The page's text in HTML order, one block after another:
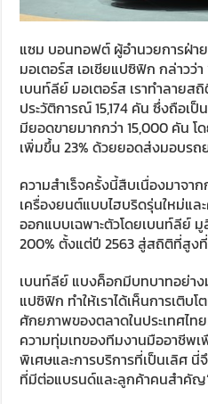
แซม บอนทอฟต์ ผู้อำนวยการฝ่
มอเตอร์ส เอเชียแปซิฟิก กล่าวว่
เบนท์ลีย์ มอเตอร์ส เราทำลาย
ประวัติการณ์ 15,174 คัน ซึ่งถือเ
มียอดขายมากกว่า 15,000 คัน โ
เพิ่มขึ้น 23% ด้วยยอดส่งมอบร
ความสำเร็จครั้งนี้สืบเนื่องมาจา
เครื่องยนต์แบบไฮบริดรุ่นใหม่แล
ออกแบบเฉพาะตัวโดยเบนท์ลีย์
200% ตั้งแต่ปี 2563 สู่สถิติที่สูง
เบนท์ลีย์ แบงค็อกมีบทบาทอย่าง
แปซิฟิก ทำให้เราได้เห็นการเติบ
ศักยภาพของตลาดในประเทศไท
ความทุ่มเทของทีมงานมืออาชีพ
พิเศษและการบริการที่เป็นเลิศ
ที่มีต่อแบรนด์และลูกค้าคนสำคัญ